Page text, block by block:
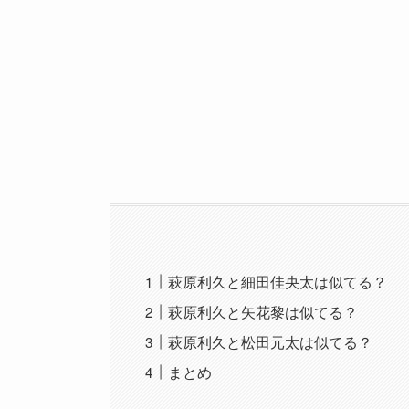
萩原利久と細田佳央太は似てる？
萩原利久と矢花黎は似てる？
萩原利久と松田元太は似てる？
まとめ